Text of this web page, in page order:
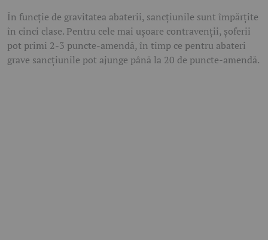
În funcție de gravitatea abaterii, sancțiunile sunt împărțite
în cinci clase. Pentru cele mai ușoare contravenții, șoferii
pot primi 2-3 puncte-amendă, în timp ce pentru abateri
grave sancțiunile pot ajunge până la 20 de puncte-amendă.